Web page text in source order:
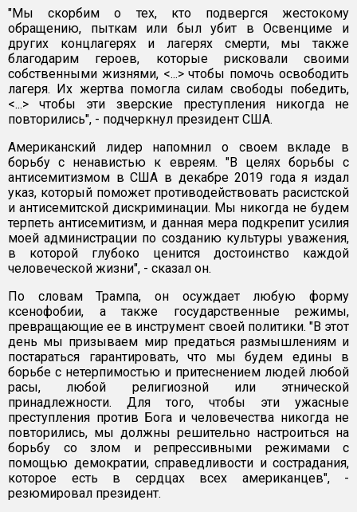
"Мы скорбим о тех, кто подвергся жестокому
обращению, пыткам или был убит в Освенциме и
других концлагерях и лагерях смерти, мы также
благодарим героев, которые рисковали своими
собственными жизнями, <...> чтобы помочь освободить
лагеря. Их жертва помогла силам свободы победить,
<...> чтобы эти зверские преступления никогда не
повторились", - подчеркнул президент США.
Американский лидер напомнил о своем вкладе в
борьбу с ненавистью к евреям. "В целях борьбы с
антисемитизмом в США в декабре 2019 года я издал
указ, который поможет противодействовать расистской
и антисемитской дискриминации. Мы никогда не будем
терпеть антисемитизм, и данная мера подкрепит усилия
моей администрации по созданию культуры уважения,
в которой глубоко ценится достоинство каждой
человеческой жизни", - сказал он.
По словам Трампа, он осуждает любую форму
ксенофобии, а также государственные режимы,
превращающие ее в инструмент своей политики. "В этот
день мы призываем мир предаться размышлениям и
постараться гарантировать, что мы будем едины в
борьбе с нетерпимостью и притеснением людей любой
расы, любой религиозной или этнической
принадлежности. Для того, чтобы эти ужасные
преступления против Бога и человечества никогда не
повторились, мы должны решительно настроиться на
борьбу со злом и репрессивными режимами с
помощью демократии, справедливости и сострадания,
которое есть в сердцах всех американцев", -
резюмировал президент.